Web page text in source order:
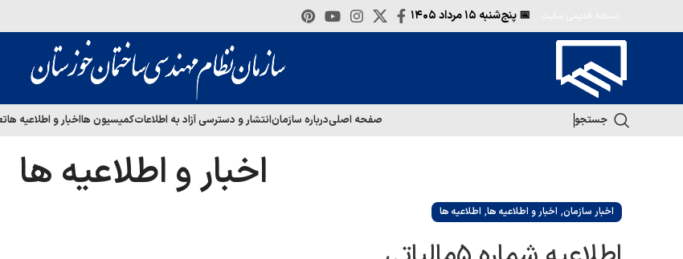
📅 پنج‌شنبه
جستجو صفحه اصلیدرباره سازمانانتشار و دسترسی آزاد به اطلاعاتکمیسیون هااخبار و اطلاعیه ها
اخبار و اطلاعیه ها
اخبار سازمان, اخبار و اطلاعیه ها, اطلاعیه ها